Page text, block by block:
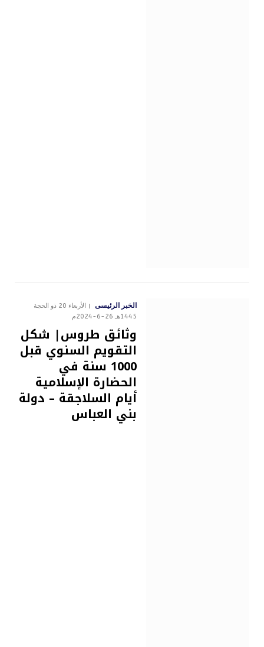
الخبر الرئيسى
الأربعاء 20 ذو الحجة
1445هـ 26-6-2024م
وثائق طروس| شكل
التقويم السنوي قبل
1000 سنة في
الحضارة الإسلامية
أيام السلاجقة – دولة
بني العباس